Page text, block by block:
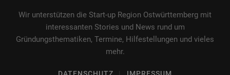
Wir unterstützen die Start-up Region Ostwürttemberg mit
interessanten Stories und News rund um
Gründungsthematiken, Termine, Hilfestellungen und vieles
mehr.